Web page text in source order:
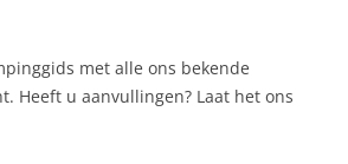
met alle ons bekende
Heeft u aanvullingen? Laat het ons